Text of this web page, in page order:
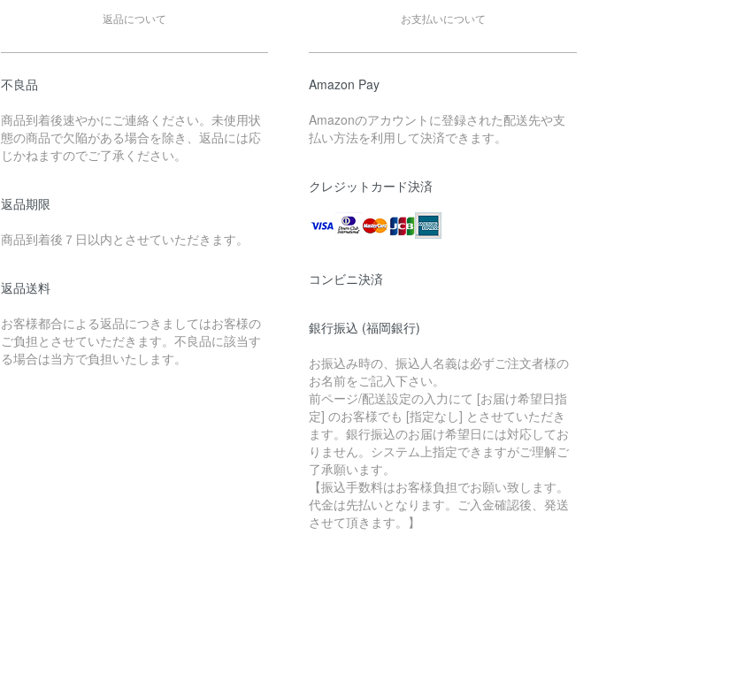
返品について
不良品
商品到着後速やかにご連絡ください。未使用状
態の商品で欠陥がある場合を除き、返品には応
じかねますのでご了承ください。
返品期限
商品到着後７日以内とさせていただきます。
返品送料
お客様都合による返品につきましてはお客様の
ご負担とさせていただきます。不良品に該当す
る場合は当方で負担いたします。
お支払いについて
Amazon Pay
Amazonのアカウントに登録された配送先や支
払い方法を利用して決済できます。
クレジットカード決済
コンビニ決済
銀行振込 (福岡銀行)
お振込み時の、振込人名義は必ずご注文者様の
お名前をご記入下さい。
前ページ/配送設定の入力にて [お届け希望日指
定] のお客様でも [指定なし] とさせていただき
ます。銀行振込のお届け希望日には対応してお
りません。システム上指定できますがご理解ご
了承願います。
【振込手数料はお客様負担でお願い致します。
代金は先払いとなります。ご入金確認後、発送
させて頂きます。】